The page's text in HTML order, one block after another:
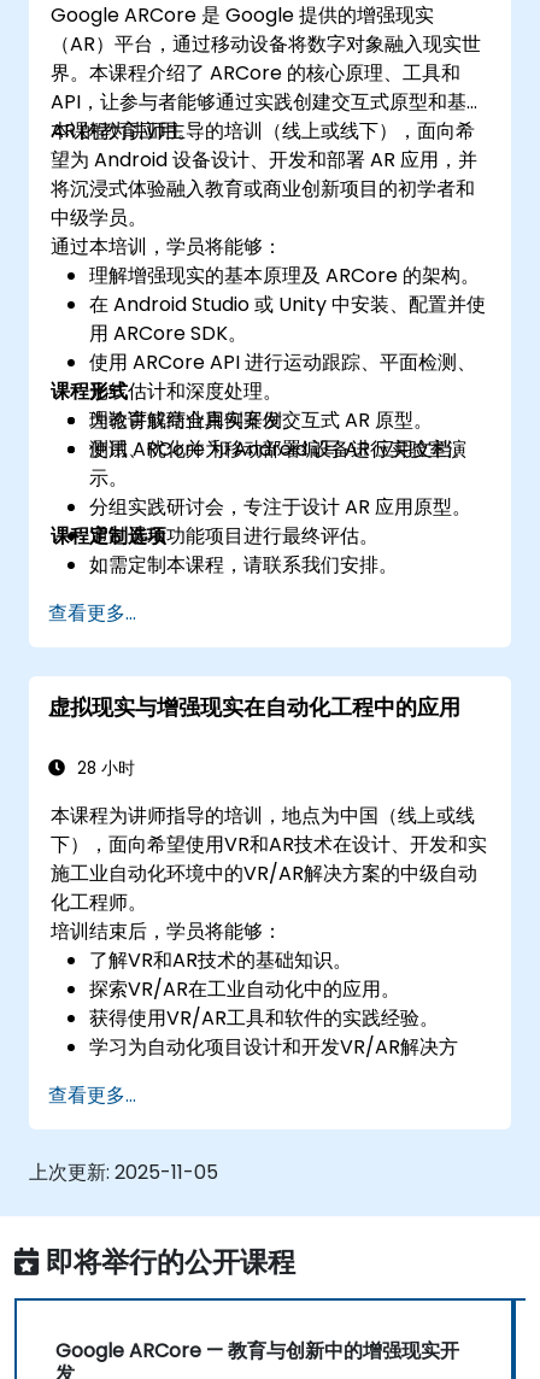
Google ARCore 是 Google 提供的增强现实
（AR）平台，通过移动设备将数字对象融入现实世
界。本课程介绍了 ARCore 的核心原理、工具和
API，让参与者能够通过实践创建交互式原型和基于
AR 的教育应用。
本课程为讲师主导的培训（线上或线下），面向希
望为 Android 设备设计、开发和部署 AR 应用，并
将沉浸式体验融入教育或商业创新项目的初学者和
中级学员。
通过本培训，学员将能够：
理解增强现实的基本原理及 ARCore 的架构。
在 Android Studio 或 Unity 中安装、配置并使
用 ARCore SDK。
使用 ARCore API 进行运动跟踪、平面检测、
光线估计和深度处理。
为教育或商业用例开发交互式 AR 原型。
测试、优化并为移动部署编写 AR 应用文档。
课程形式
理论讲解结合真实案例。
使用 ARCore 和 Android 设备进行实验室演
示。
分组实践研讨会，专注于设计 AR 应用原型。
通过展示功能项目进行最终评估。
课程定制选项
如需定制本课程，请联系我们安排。
查看更多...
虚拟现实与增强现实在自动化工程中的应用
28 小时
本课程为讲师指导的培训，地点为中国（线上或线
下），面向希望使用VR和AR技术在设计、开发和实
施工业自动化环境中的VR/AR解决方案的中级自动
化工程师。
培训结束后，学员将能够：
了解VR和AR技术的基础知识。
探索VR/AR在工业自动化中的应用。
获得使用VR/AR工具和软件的实践经验。
学习为自动化项目设计和开发VR/AR解决方
将VR/AR技术与现有自动化系统集成。
查看更多...
上次更新: 2025-11-05
即将举行的公开课程
Google ARCore — 教育与创新中的增强现实开